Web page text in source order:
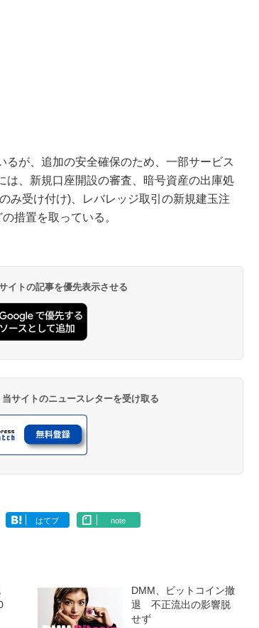
が、追加の安全確保のため、一部サービス
は、新規口座開設の審査、暗号資産の出庫処
み受け付け)、レバレッジ取引の新規建玉注
措置を取っている。
イトの記事を優先表示させる
サイトのニュースレターを受け取る
はてブ note
DMM、ビットコイン撤
退 不正流出の影響脱
せず